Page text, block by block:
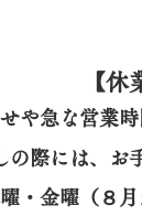
【
や急な営業
の際には、
お
・金曜（８